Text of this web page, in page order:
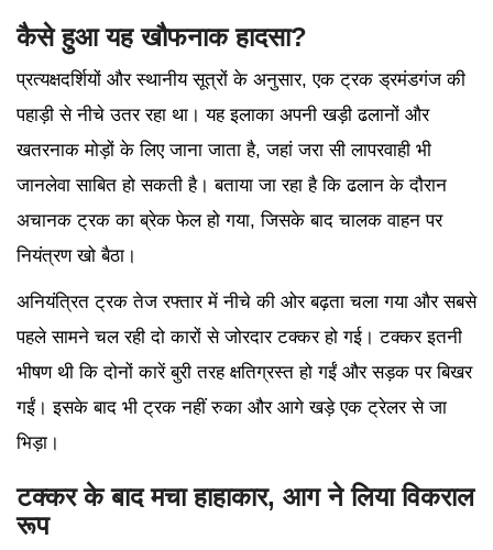
कैसे हुआ यह खौफनाक हादसा?
प्रत्यक्षदर्शियों और स्थानीय सूत्रों के अनुसार, एक ट्रक ड्रमंडगंज की
पहाड़ी से नीचे उतर रहा था। यह इलाका अपनी खड़ी ढलानों और
खतरनाक मोड़ों के लिए जाना जाता है, जहां जरा सी लापरवाही भी
जानलेवा साबित हो सकती है। बताया जा रहा है कि ढलान के दौरान
अचानक ट्रक का ब्रेक फेल हो गया, जिसके बाद चालक वाहन पर
नियंत्रण खो बैठा।
अनियंत्रित ट्रक तेज रफ्तार में नीचे की ओर बढ़ता चला गया और सबसे
पहले सामने चल रही दो कारों से जोरदार टक्कर हो गई। टक्कर इतनी
भीषण थी कि दोनों कारें बुरी तरह क्षतिग्रस्त हो गईं और सड़क पर बिखर
गईं। इसके बाद भी ट्रक नहीं रुका और आगे खड़े एक ट्रेलर से जा
भिड़ा।
टक्कर के बाद मचा हाहाकार, आग ने लिया विकराल
रूप